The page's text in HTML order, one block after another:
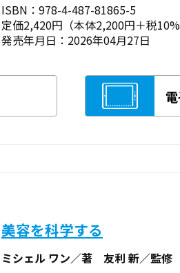
ISBN：978-4-487-81865-5
定価2,420円（本体2,200円＋税10%
発売年月日：2026年04月27日
美容を科学する
ミシェル ワン／著 友利 新／監